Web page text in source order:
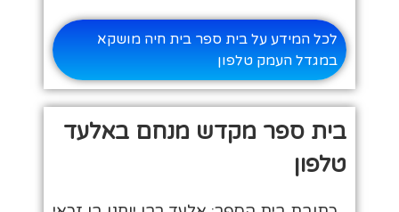
לכל המידע על בית ספר בית חיה מושקא
במגדל העמק טלפון
בית ספר מקדש מנחם באלעד
טלפון